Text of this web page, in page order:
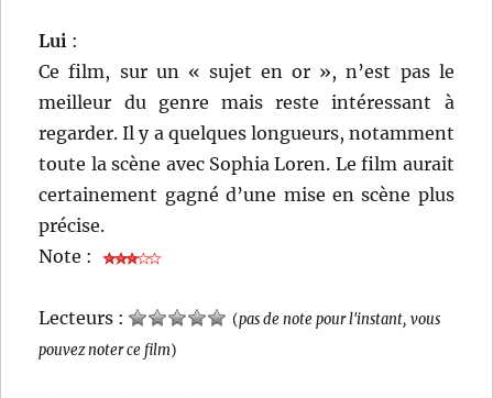
Lui :
Ce film, sur un « sujet en or », n’est pas le
meilleur du genre mais reste intéressant à
regarder. Il y a quelques longueurs, notamment
toute la scène avec Sophia Loren. Le film aurait
certainement gagné d’une mise en scène plus
précise.
Note :
Lecteurs : (pas de note pour l'instant, vous
pouvez noter ce film)